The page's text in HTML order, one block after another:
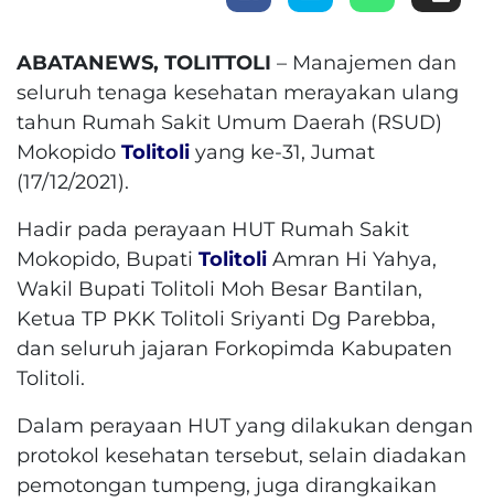
ABATANEWS, TOLITTOLI – Manajemen dan
seluruh tenaga kesehatan merayakan ulang
tahun Rumah Sakit Umum Daerah (RSUD)
Mokopido Tolitoli yang ke-31, Jumat
(17/12/2021).
Hadir pada perayaan HUT Rumah Sakit
Mokopido, Bupati Tolitoli Amran Hi Yahya,
Wakil Bupati Tolitoli Moh Besar Bantilan,
Ketua TP PKK Tolitoli Sriyanti Dg Parebba,
dan seluruh jajaran Forkopimda Kabupaten
Tolitoli.
Dalam perayaan HUT yang dilakukan dengan
protokol kesehatan tersebut, selain diadakan
pemotongan tumpeng, juga dirangkaikan